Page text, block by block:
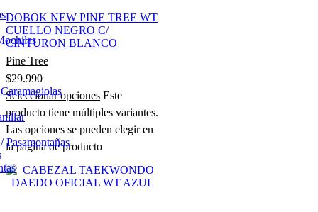
Pasamontañas
DOBOK NEW PINE TREE WT
CUELLO NEGRO C/
CINTURON BLANCO
Pine Tree
$29.990
Seleccionar opciones Este
producto tiene múltiples variantes.
Las opciones se pueden elegir en
la página de producto